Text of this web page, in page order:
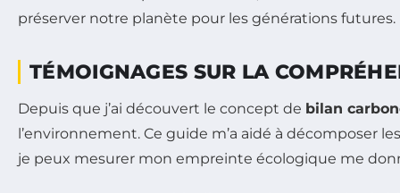
TÉMOIGNAGES SUR LA
Depuis que j’ai découvert le concept de bilan
l’environnement. Ce guide m’a aidé à décomposer
je peux mesurer mon empreinte écologique me